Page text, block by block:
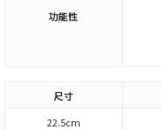
功能性
尺寸
22.5cm